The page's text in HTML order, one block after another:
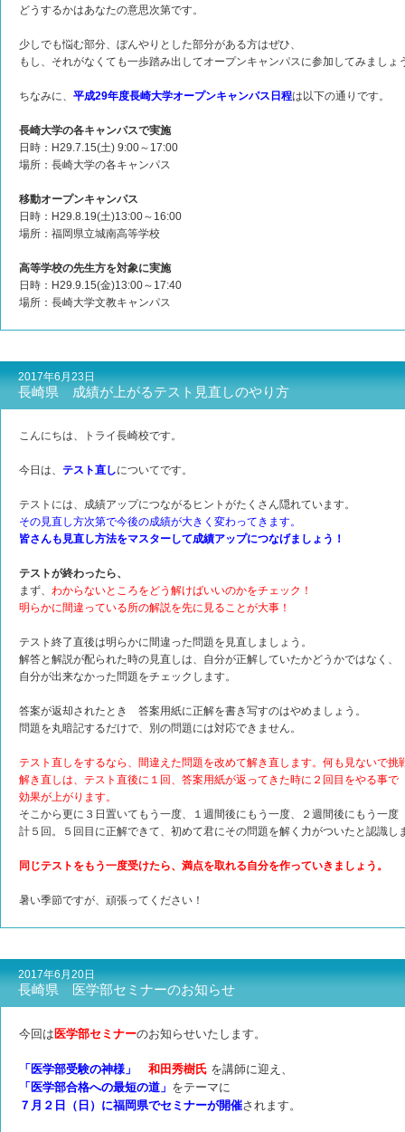
どうするかはあなたの意思次第です。
少しでも悩む部分、ぼんやりとした部分がある方はぜひ、
もし、それがなくても一歩踏み出してオープンキャンパスに参加してみましょ
ちなみに、 平成29年度長崎大学オープンキャンパス日程は以下の通りです。
長崎大学の各キャンパスで実施
日時：H29.7.15(土) 9:00～17:00
場所：長崎大学の各キャンパス
移動オープンキャンパス
日時：H29.8.19(土)13:00～16:00
場所：福岡県立城南高等学校
高等学校の先生方を対象に実施
日時：H29.9.15(金)13:00～17:40
場所：長崎大学文教キャンパス
2017年6月23日
長崎県 成績が上がるテスト見直しのやり方
こんにちは、トライ長崎校です。
今日は、 テスト直しについてです。
テストには、成績アップにつながるヒントがたくさん隠れています。
その見直し方次第で今後の成績が大きく変わってきます。
皆さんも見直し方法をマスターして成績アップにつなげましょう！
テストが終わったら、
まず、 わからないところをどう解けばいいのかをチェック！
明らかに間違っている所の解説を先に見ることが大事！
テスト終了直後は明らかに間違った問題を見直しましょう。
解答と解説が配られた時の見直しは、自分が正解していたかどうかではなく、
自分が出来なかった問題をチェックします。
答案が返却されたとき 答案用紙に正解を書き写すのはやめましょう。
問題を丸暗記するだけで、別の問題には対応できません。
テスト直しをするなら、間違えた問題を改めて解き直します。 何も見ないで挑
解き直しは、テスト直後に１回、 答案用紙が返ってきた時に２回目をやる事で
効果が上がります。
そこから更に３日置いてもう一度、１週間後にもう一度、２週間後にもう一度
計５回。５回目に正解できて、初めて君にその問題を解く力がついたと認識し
同じテストをもう一度受けたら、満点を取れる自分を作っていきましょう。
暑い季節ですが、頑張ってください！
2017年6月20日
長崎県 医学部セミナーのお知らせ
今回は 医学部セミナーのお知らせいたします。
「医学部受験の神様」 和田秀樹氏 を講師に迎え、
「医学部合格への最短の道」 をテーマに
７月２日（日）に福岡県でセミナーが開催されます。